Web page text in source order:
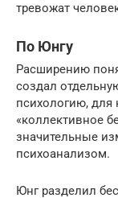
тревожат
По Юнгу
Расширению
создал
психологию, для
«коллективное
значительные
психоанализом.
Юнг разделил